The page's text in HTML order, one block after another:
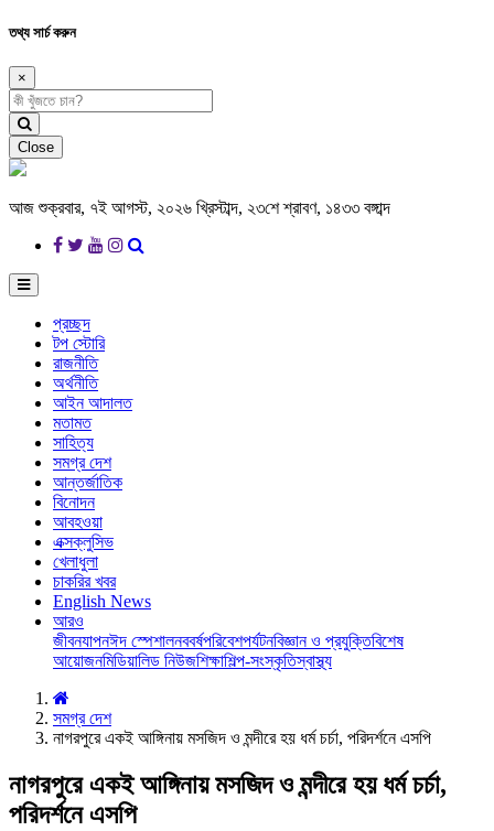
তথ্য সার্চ করুন
×
Close
আজ শুক্রবার, ৭ই আগস্ট, ২০২৬ খ্রিস্টাব্দ, ২৩শে শ্রাবণ, ১৪৩৩ বঙ্গাব্দ
প্রচ্ছদ
টপ স্টোরি
রাজনীতি
অর্থনীতি
আইন আদালত
মতামত
সাহিত্য
সমগ্র দেশ
আন্তর্জাতিক
বিনোদন
আবহওয়া
এক্সক্লুসিভ
খেলাধুলা
চাকরির খবর
English News
আরও
জীবনযাপনঈদ স্পেশালনববর্ষপরিবেশপর্যটনবিজ্ঞান ও প্রযুক্তিবিশেষ
আয়োজনমিডিয়ালিড নিউজশিক্ষাশিল্প-সংস্কৃতিস্বাস্থ্য
সমগ্র দেশ
নাগরপুরে একই আঙ্গিনায় মসজিদ ও মন্দীরে হয় ধর্ম চর্চা, পরিদর্শনে এসপি
নাগরপুরে একই আঙ্গিনায় মসজিদ ও মন্দীরে হয় ধর্ম চর্চা,
পরিদর্শনে এসপি